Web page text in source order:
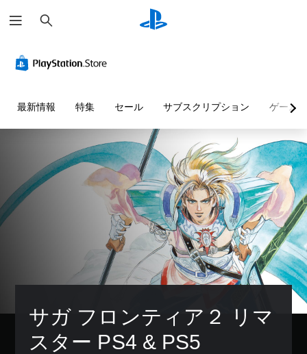
索
最新情報 特集 セール サブスクリプション ゲーム
サガ フロンティア２ リマ
スター PS4 & PS5